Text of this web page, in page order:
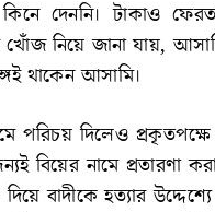
দেননি। টাকাও ফেরত
নিয়ে জানা যায়,
থাকেন আসামি।
পরিচয় দিলেও প্রকৃতপক্ষে
নামে প্রতারণা
বাদীকে হত্যার